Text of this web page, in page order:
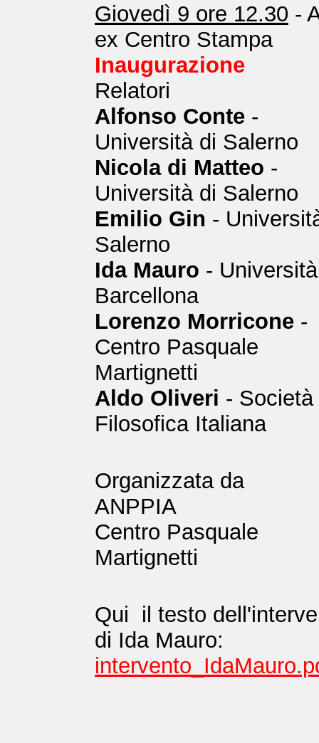
Giovedì 9 ore 12.30 -
ex Centro Stampa
Inaugurazione
Relatori
Alfonso Conte -
Università di Salerno
Nicola di Matteo -
Università di Salerno
Emilio Gin -
Salerno
Ida Mauro -
Barcellona
Lorenzo Morricone -
Centro Pasquale
Martignetti
Aldo Oliveri - Società
Filosofica Italiana
Organizzata da
ANPPIA
Centro Pasquale
Martignetti
Qui il testo
di Ida Mauro: